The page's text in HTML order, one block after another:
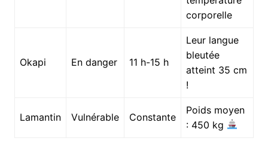
corporelle
Okapi En danger 11 h-15 h
Leur langue
bleutée
atteint 35 cm
!
Lamantin Vulnérable Constante
Poids moyen
: 450 kg